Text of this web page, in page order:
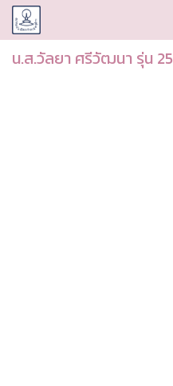
CUDAA
น.ส.วัลยา ศรีวัฒนา รุ่น 25